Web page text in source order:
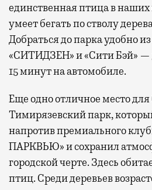
единственная птица в
умеет бегать по стволу
Добраться до парка удобно
«СИТИДЗЕН» и «Сити Бэй» —
15 минут на автомобиле.
Еще одно отличное место
Тимирязевский парк,
напротив премиального
ПАРКВЬЮ» и сохранил
городской черте. Здесь
птиц. Среди деревьев